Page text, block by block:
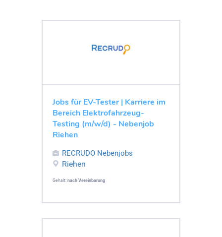
Jobs für EV-Tester | Karriere im
Bereich Elektrofahrzeug-
Testing (m/w/d) - Nebenjob
Riehen
RECRUDO Nebenjobs
Riehen
Gehalt: nach Vereinbarung